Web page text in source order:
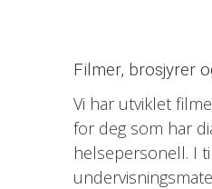
Filmer, brosjyrer
Vi har utviklet
for deg som har
helsepersonell. I